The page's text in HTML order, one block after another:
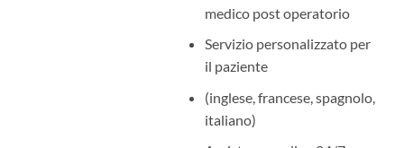
medico post operatorio
Servizio personalizzato per
il paziente
(inglese, francese, spagnolo,
italiano)